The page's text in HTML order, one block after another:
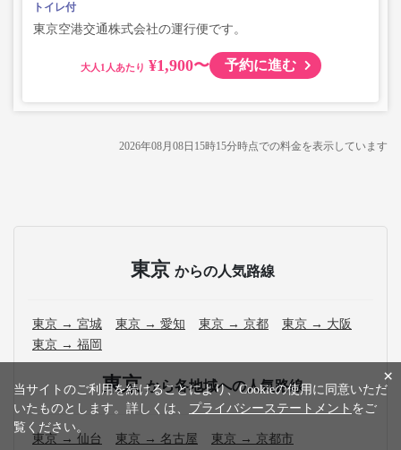
トイレ付
東京空港交通株式会社の運行便です。
大人 ¥1,900〜 予約に進む
2026年08月08日15時15分時点での料金を表示しています
東京 からの人気路線
東京 → 宮城 東京 → 愛知 東京 → 京都
東京 → 大阪
東京 → 福岡
東京 から各地域への人気路線
東京 → 仙台 東京 → 名古屋 東京 → 京都市
×
当サイトのご利用を続けることにより、Cookieの使用に同意いただ
いたものとします。詳しくは、 プライバシーステートメント をご
覧ください。